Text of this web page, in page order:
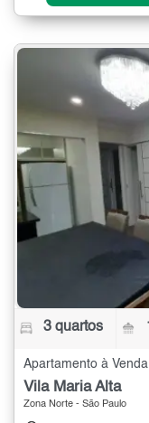
3 quartos
Apartamento à
Vila Maria Alta
Zona Norte - São Paulo